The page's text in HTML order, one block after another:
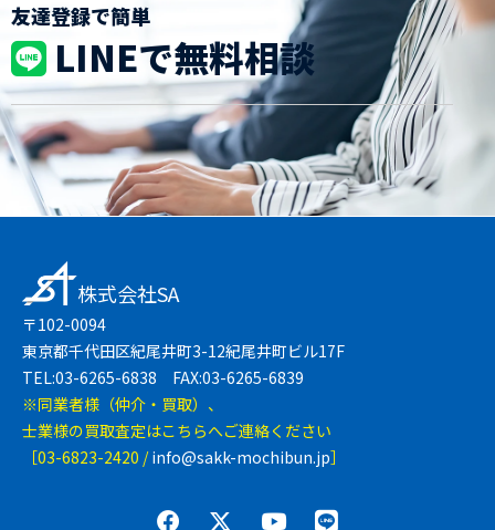
友達登録で簡単
LINEで無料相談
株式会社SA
〒102-0094
東京都千代田区紀尾井町3-12紀尾井町ビル17F
TEL:03-6265-6838 FAX:03-6265-6839
※同業者様（仲介・買取）、
士業様の買取査定はこちらへご連絡ください
［03-6823-2420 /info@sakk-mochibun.jp］